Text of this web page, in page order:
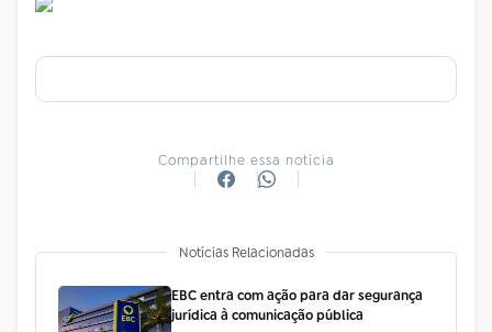
Compartilhe essa notícia
Notícias Relacionadas
EBC entra com ação para dar segurança
jurídica à comunicação pública